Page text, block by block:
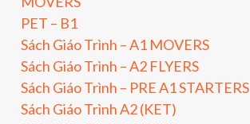
PET – B1
Sách Giáo Trình – A1 MOVERS
Sách Giáo Trình – A2 FLYERS
Sách Giáo Trình – PRE A1 STARTERS
Sách Giáo Trình A2 (KET)